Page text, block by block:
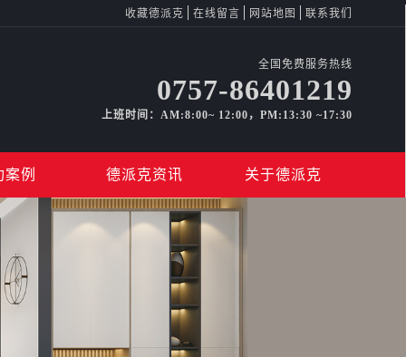
收藏德派克 在线留言 网站地图 联系我们
全国免费服务热线
0757-86401219
上班时间：AM:8:00~ 12:00，PM:13:30 ~17:30
案例 德派克资讯 关于德派克